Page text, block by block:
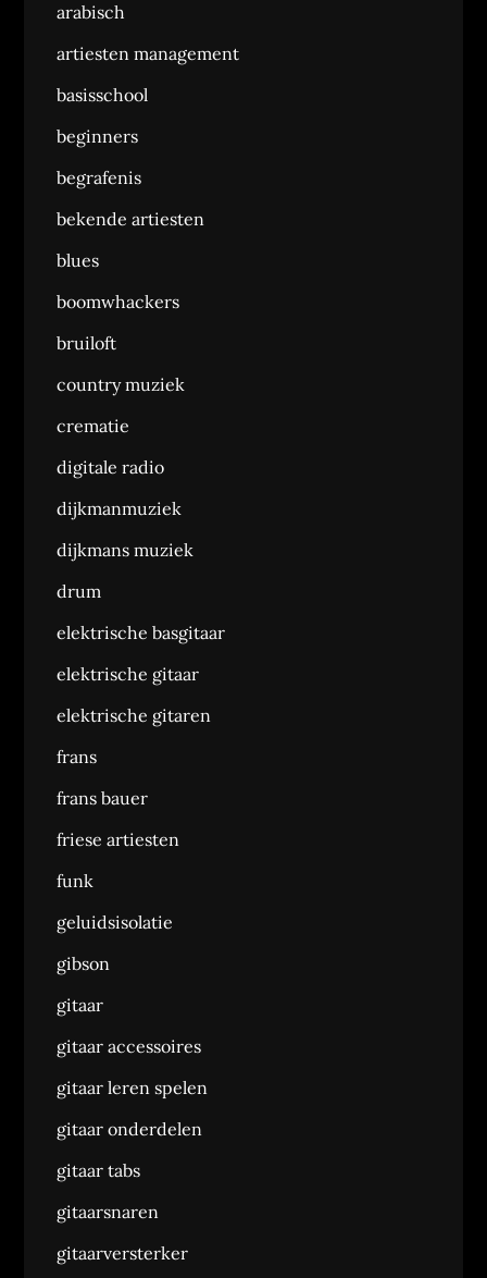
arabisch
artiesten management
basisschool
beginners
begrafenis
bekende artiesten
blues
boomwhackers
bruiloft
country muziek
crematie
digitale radio
dijkmanmuziek
dijkmans muziek
drum
elektrische basgitaar
elektrische gitaar
elektrische gitaren
frans
frans bauer
friese artiesten
funk
geluidsisolatie
gibson
gitaar
gitaar accessoires
gitaar leren spelen
gitaar onderdelen
gitaar tabs
gitaarsnaren
gitaarversterker